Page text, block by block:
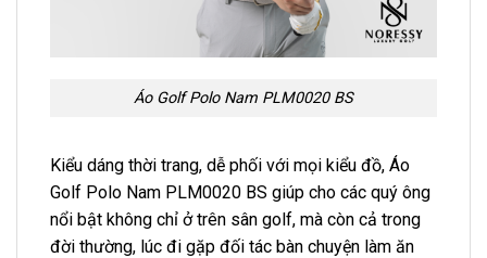
Áo Golf Polo Nam PLM0020 BS
Kiểu dáng thời trang, dễ phối với mọi kiểu đồ, Áo
Golf Polo Nam PLM0020 BS giúp cho các quý ông
nổi bật không chỉ ở trên sân golf, mà còn cả trong
đời thường, lúc đi gặp đối tác bàn chuyện làm ăn